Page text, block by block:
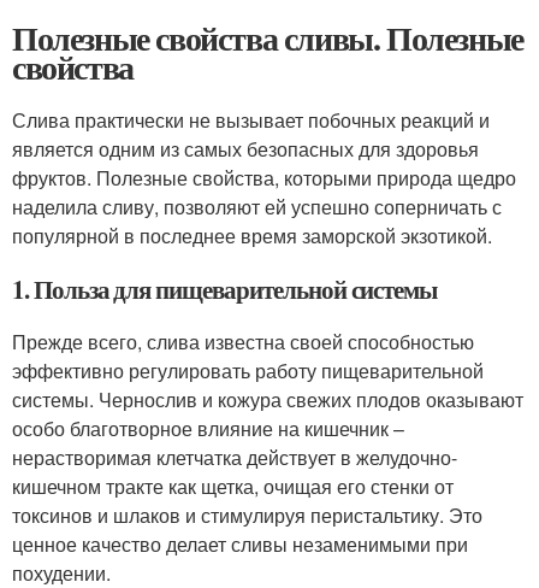
Полезные свойства сливы. Полезные
свойства
Слива практически не вызывает побочных реакций и
является одним из самых безопасных для здоровья
фруктов. Полезные свойства, которыми природа щедро
наделила сливу, позволяют ей успешно соперничать с
популярной в последнее время заморской экзотикой.
1. Польза для пищеварительной системы
Прежде всего, слива известна своей способностью
эффективно регулировать работу пищеварительной
системы. Чернослив и кожура свежих плодов оказывают
особо благотворное влияние на кишечник –
нерастворимая клетчатка действует в желудочно-
кишечном тракте как щетка, очищая его стенки от
токсинов и шлаков и стимулируя перистальтику. Это
ценное качество делает сливы незаменимыми при
похудении.